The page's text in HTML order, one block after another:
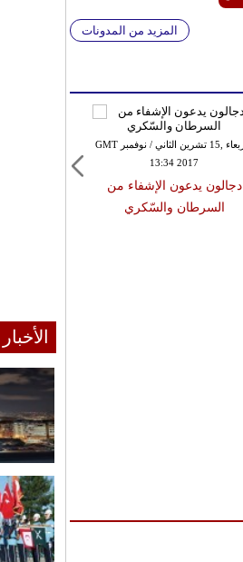
المزيد من المدونات
الأربعاء ,15 تشرين الثاني / نوفمبر GMT
13:34 2017
دجالون يدعون الإشفاء من
السرطان والسّكري